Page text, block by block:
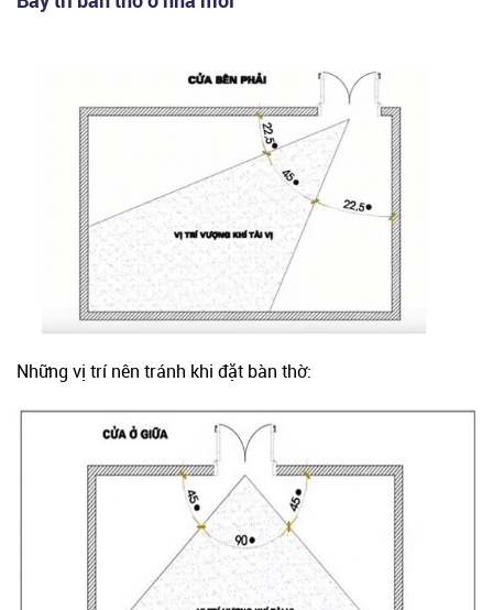
Những vị trí nên tránh khi đặt bàn thờ: